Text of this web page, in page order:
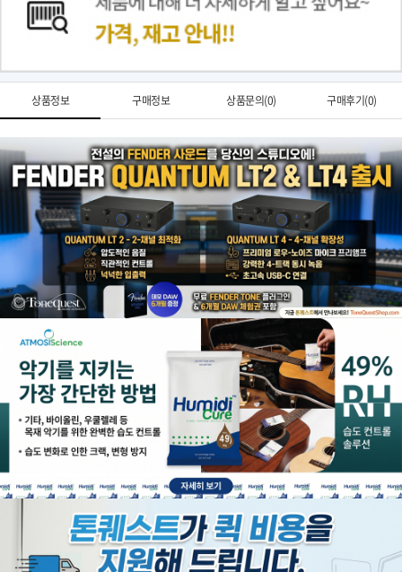
상품정보 구매정보 상품문의(0) 구매후기(0)